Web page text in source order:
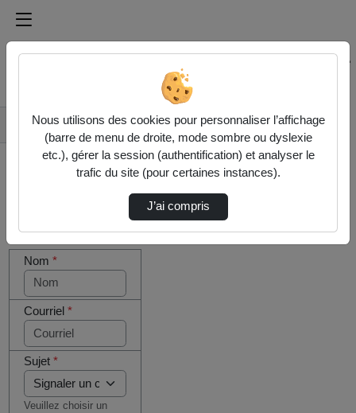
Médiathèque de l'université Paris
Rechercher un média sur Médiathèque de l'université
Accueil
Contactez nous
Votre message
Nom*
Courriel*
Sujet*
Veuillez choisir un
cette case
si vous
êtes un
humain en
métal
(obligatoire)
Nous utilisons des cookies pour personnaliser l’affichage
(barre de menu de droite, mode sombre ou dyslexie
etc.), gérer la session (authentification) et analyser le
trafic du site (pour certaines instances).
J’ai compris